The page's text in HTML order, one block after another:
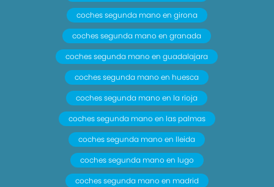
coches segunda mano en girona
coches segunda mano en granada
coches segunda mano en guadalajara
coches segunda mano en huesca
coches segunda mano en la rioja
coches segunda mano en las palmas
coches segunda mano en lleida
coches segunda mano en lugo
coches segunda mano en madrid